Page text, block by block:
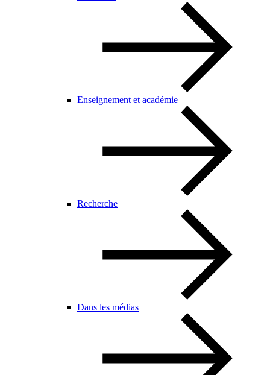
Enseignement et académie
Recherche
Dans les médias